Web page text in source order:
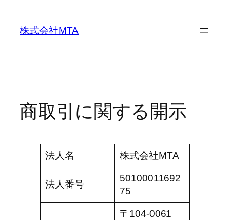
株式会社MTA
商取引に関する開示
法人名 株式会社MTA
法人番号
50100011692
75
〒104-0061